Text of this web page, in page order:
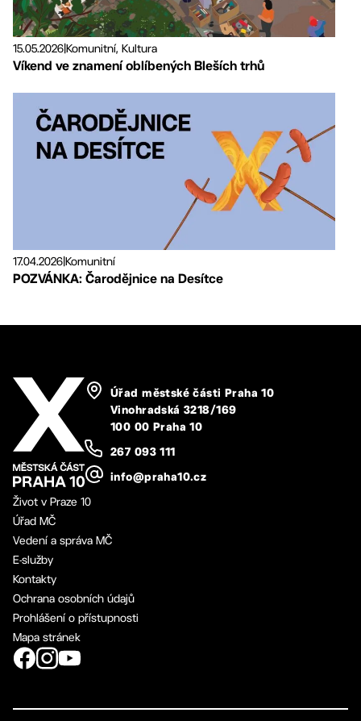
15.05.2026Komunitní, Kultura
Víkend ve znamení oblíbených Bleších trhů
17.04.2026Komunitní
POZVÁNKA: Čarodějnice na Desítce
Úřad městské části Praha 10
Vinohradská 3218/169
100 00 Praha 10
267 093 111
info@praha10.cz
Život v Praze 10
Úřad MČ
Vedení a správa MČ
E-služby
Kontakty
Ochrana osobních údajů
Prohlášení o přístupnosti
Mapa stránek